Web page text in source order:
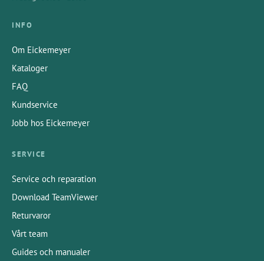
INFO
Om Eickemeyer
Kataloger
FAQ
Kundservice
Jobb hos Eickemeyer
SERVICE
Service och reparation
Download TeamViewer
Returvaror
Vårt team
Guides och manualer